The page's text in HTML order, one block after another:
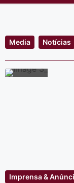
Media Notícias
Imprensa &